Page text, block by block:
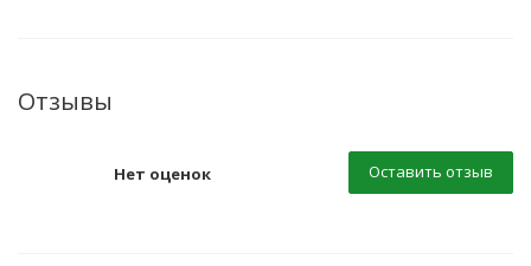
Отзывы
Нет оценок Оставить отзыв